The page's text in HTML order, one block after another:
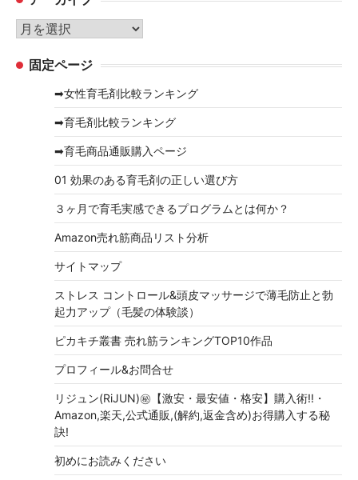
リ
ー
ア
カ 固定ページ
➡女性育毛剤比較ランキング
➡育毛剤比較ランキング
➡育毛商品通販購入ページ
01 効果のある育毛剤の正しい選び方
３ヶ月で育毛実感できるプログラムとは何か？
Amazon売れ筋商品リスト分析
サイトマップ
ストレス コントロール&頭皮マッサージで薄毛防止と勃
起力アップ（毛髪の体験談）
ピカキチ叢書 売れ筋ランキングTOP10作品
プロフィール&お問合せ
リジュン(RiJUN)㊙【激安・最安値・格安】購入術!!・
Amazon,楽天,公式通販,(解約,返金含め)お得購入する秘
訣!
初めにお読みください